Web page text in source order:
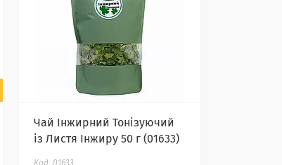
Чай Інжирний Тонізуючий
із Листя Інжиру 50 г (01633)